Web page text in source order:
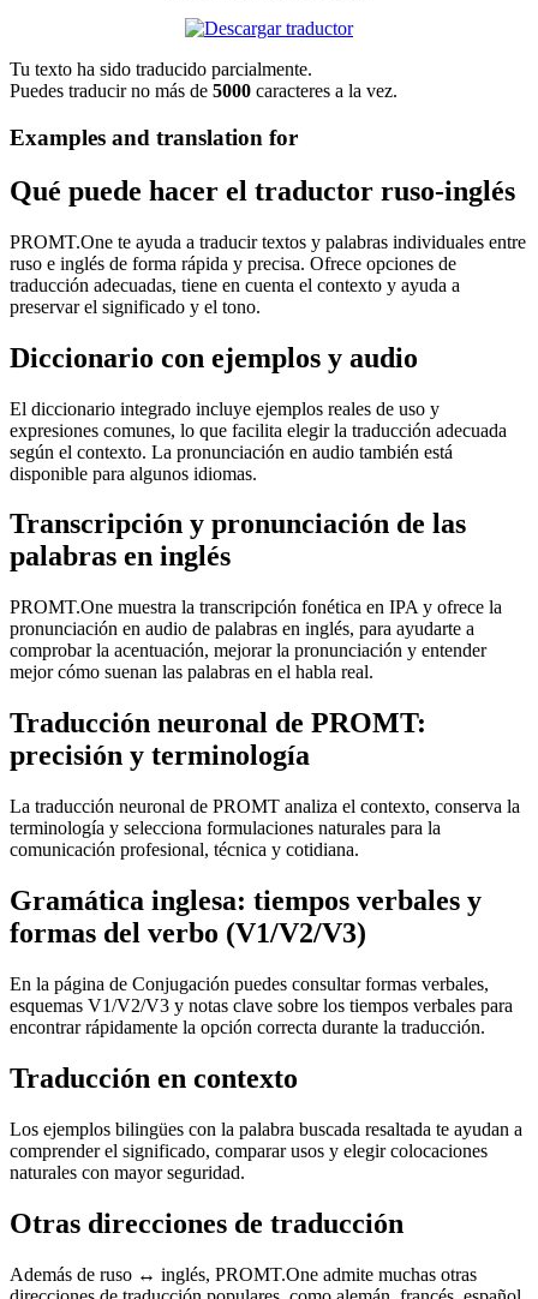
Tu texto ha sido traducido parcialmente.
Puedes traducir no más de 5000 caracteres a la vez.
Examples and translation for
Qué puede hacer el traductor ruso-inglés
PROMT.One te ayuda a traducir textos y palabras individuales entre
ruso e inglés de forma rápida y precisa. Ofrece opciones de
traducción adecuadas, tiene en cuenta el contexto y ayuda a
preservar el significado y el tono.
Diccionario con ejemplos y audio
El diccionario integrado incluye ejemplos reales de uso y
expresiones comunes, lo que facilita elegir la traducción adecuada
según el contexto. La pronunciación en audio también está
disponible para algunos idiomas.
Transcripción y pronunciación de las
palabras en inglés
PROMT.One muestra la transcripción fonética en IPA y ofrece la
pronunciación en audio de palabras en inglés, para ayudarte a
comprobar la acentuación, mejorar la pronunciación y entender
mejor cómo suenan las palabras en el habla real.
Traducción neuronal de PROMT:
precisión y terminología
La traducción neuronal de PROMT analiza el contexto, conserva la
terminología y selecciona formulaciones naturales para la
comunicación profesional, técnica y cotidiana.
Gramática inglesa: tiempos verbales y
formas del verbo (V1/V2/V3)
En la página de Conjugación puedes consultar formas verbales,
esquemas V1/V2/V3 y notas clave sobre los tiempos verbales para
encontrar rápidamente la opción correcta durante la traducción.
Traducción en contexto
Los ejemplos bilingües con la palabra buscada resaltada te ayudan a
comprender el significado, comparar usos y elegir colocaciones
naturales con mayor seguridad.
Otras direcciones de traducción
Además de ruso ↔ inglés, PROMT.One admite muchas otras